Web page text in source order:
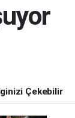
Çekebilir